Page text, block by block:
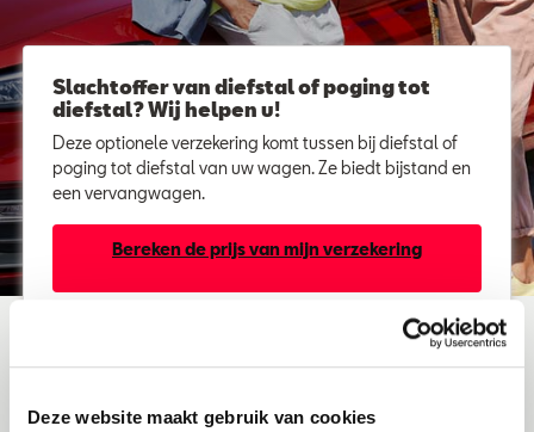
Deze website maakt gebruik van cookies
Slachtoffer van diefstal of poging tot
diefstal? Wij helpen u!
Deze optionele verzekering komt tussen bij diefstal of
poging tot diefstal van uw wagen. Ze biedt bijstand en
een vervangwagen.
Bereken de prijs van mijn verzekering
Wat dekt deze optionele verzekering?